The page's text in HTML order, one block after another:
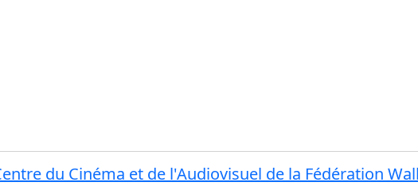
du Cinéma et de l'Audiovisuel de la Fédération